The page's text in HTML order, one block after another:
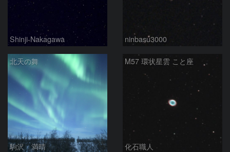
Shinji-Nakagawa ninbasu3000
北天の舞
駒沢 満晴
M57 環状星雲 こと座
化石職人